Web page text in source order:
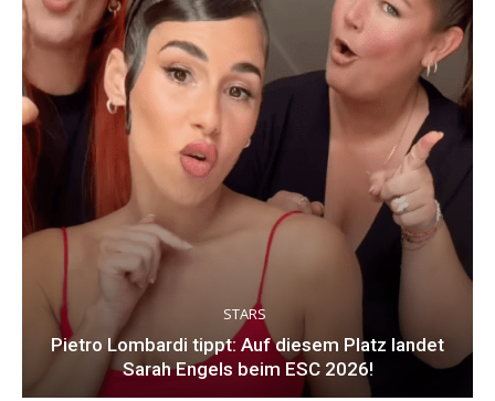
STARS
Pietro Lombardi tippt: Auf diesem Platz landet
Sarah Engels beim ESC 2026!